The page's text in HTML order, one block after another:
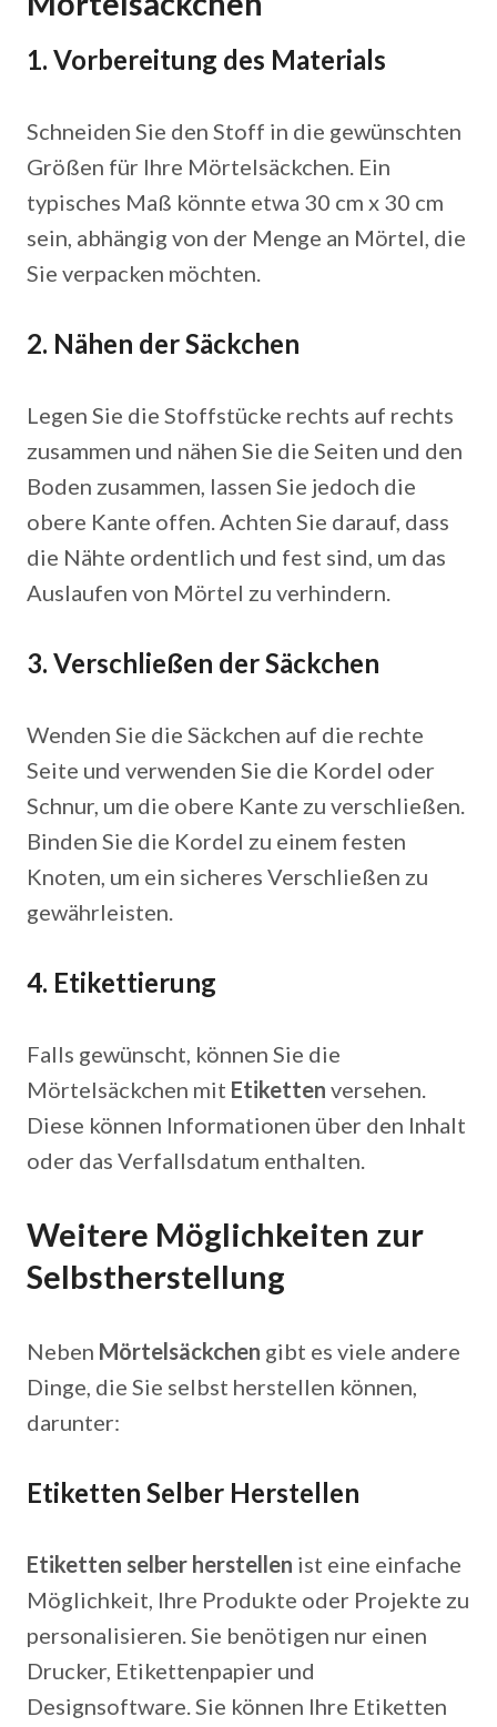
1. Vorbereitung des Materials
Schneiden Sie den Stoff in die gewünschten
Größen für Ihre Mörtelsäckchen. Ein
typisches Maß könnte etwa 30 cm x 30 cm
sein, abhängig von der Menge an Mörtel, die
Sie verpacken möchten.
2. Nähen der Säckchen
Legen Sie die Stoffstücke rechts auf rechts
zusammen und nähen Sie die Seiten und den
Boden zusammen, lassen Sie jedoch die
obere Kante offen. Achten Sie darauf, dass
die Nähte ordentlich und fest sind, um das
Auslaufen von Mörtel zu verhindern.
3. Verschließen der Säckchen
Wenden Sie die Säckchen auf die rechte
Seite und verwenden Sie die Kordel oder
Schnur, um die obere Kante zu verschließen.
Binden Sie die Kordel zu einem festen
Knoten, um ein sicheres Verschließen zu
gewährleisten.
4. Etikettierung
Falls gewünscht, können Sie die
Mörtelsäckchen mit Etiketten versehen.
Diese können Informationen über den Inhalt
oder das Verfallsdatum enthalten.
Weitere Möglichkeiten zur
Selbstherstellung
Neben Mörtelsäckchen gibt es viele andere
Dinge, die Sie selbst herstellen können,
darunter:
Etiketten Selber Herstellen
Etiketten selber herstellen ist eine einfache
Möglichkeit, Ihre Produkte oder Projekte zu
personalisieren. Sie benötigen nur einen
Drucker, Etikettenpapier und
Designsoftware. Sie können Ihre Etiketten